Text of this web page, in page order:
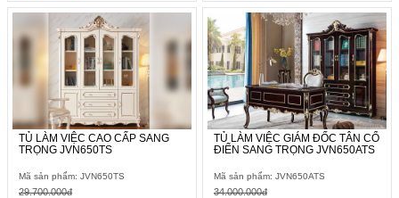
TỦ LÀM VIỆC CAO CẤP SANG
TRỌNG JVN650TS
Mã sản phẩm: JVN650TS
29.700.000đ
TỦ LÀM VIỆC GIÁM ĐỐC TÂN CỔ
ĐIỂN SANG TRỌNG JVN650ATS
Mã sản phẩm: JVN650ATS
34.000.000đ